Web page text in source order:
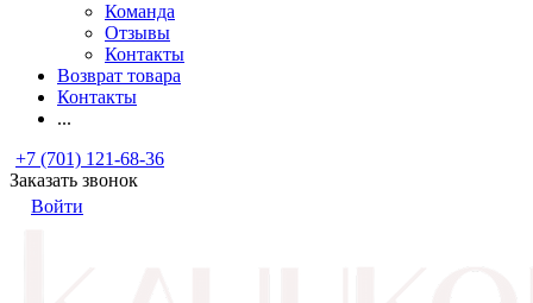
Команда
Отзывы
Контакты
Возврат товара
Контакты
...
+7 (701) 121-68-36
Заказать звонок
Войти